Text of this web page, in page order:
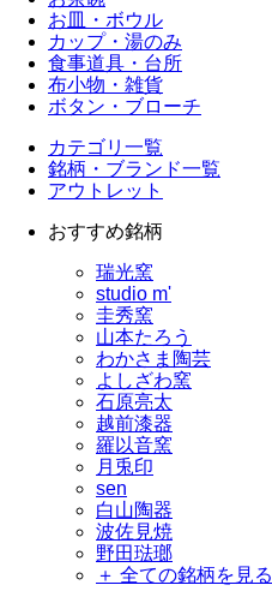
お皿・ボウル
カップ・湯のみ
食事道具・台所
布小物・雑貨
ボタン・ブローチ
カテゴリ一覧
銘柄・ブランド一覧
アウトレット
おすすめ銘柄
瑞光窯
studio m'
圭秀窯
山本たろう
わかさま陶芸
よしざわ窯
石原亮太
越前漆器
羅以音窯
月兎印
sen
白山陶器
波佐見焼
野田琺瑯
＋ 全ての銘柄を見る